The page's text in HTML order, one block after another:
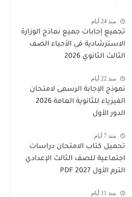
منذ 24 أيام
تجميع إجابات جميع نماذج الوزارة
الاسترشادية فى الأحياء الصف
الثالث الثانوي 2026
منذ 22 أيام
نموذج الإجابة الرسمى لامتحان
الفيزياء للثانوية العامة 2026
الدور الأول
منذ 7 أيام
تحميل كتاب الامتحان دراسات
اجتماعية للصف الثالث الإعدادي
الترم الأول 2027 PDF
منذ 11 أيام